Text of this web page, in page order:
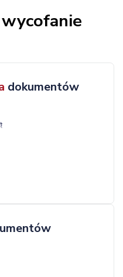
dokumentów